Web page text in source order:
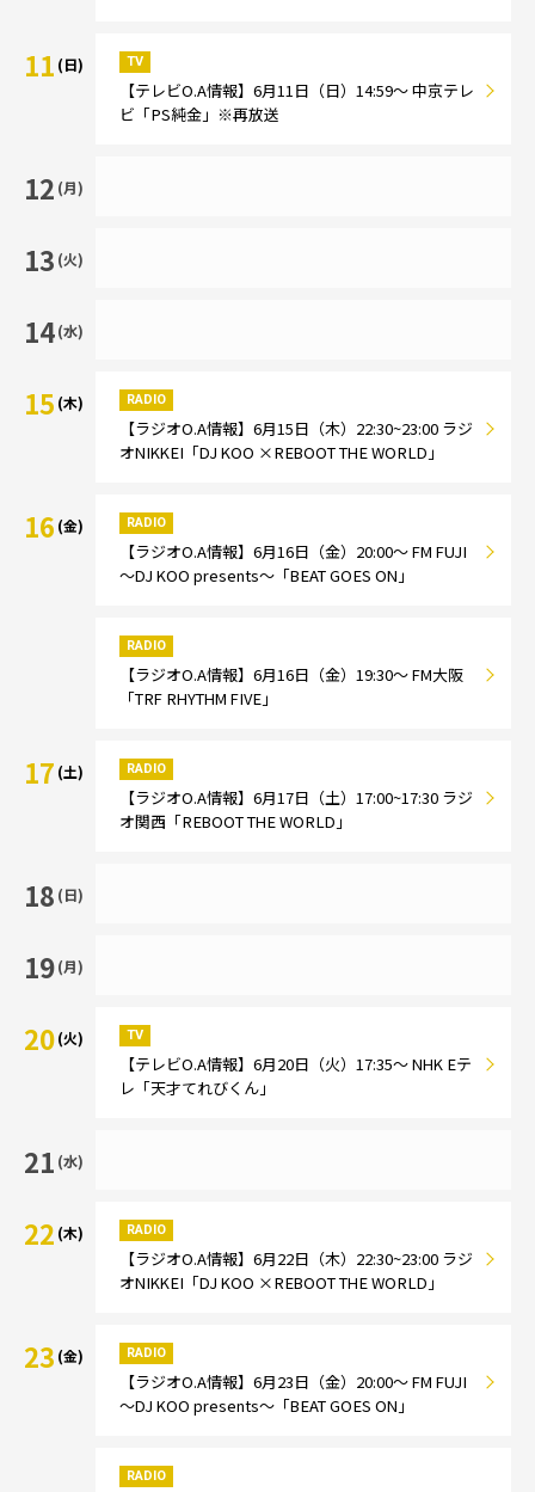
11 (日) TV
【テレビO.A情報】6月11日（日）14:59～ 中京テレ
ビ「PS純金」※再放送
12 (月)
13 (火)
14(水)
15 (木) RADIO
【ラジオO.A情報】6月15日（木）22:30~23:00 ラジ
オNIKKEI「DJ KOO ×REBOOT THE WORLD」
16 (金) RADIO
【ラジオO.A情報】6月16日（金）20:00～ FM FUJI
～DJ KOO presents～「BEAT GOES ON」
RADIO
【ラジオO.A情報】6月16日（金）19:30～ FM大阪
「TRF RHYTHM FIVE」
17 (土) RADIO
【ラジオO.A情報】6月17日（土）17:00~17:30 ラジ
オ関西「REBOOT THE WORLD」
18 (日)
19(月)
20(火) TV
【テレビO.A情報】6月20日（火）17:35～ NHK Eテ
レ「天才てれびくん」
21 (水)
22 (木) RADIO
【ラジオO.A情報】6月22日（木）22:30~23:00 ラジ
オNIKKEI「DJ KOO ×REBOOT THE WORLD」
23 (金) RADIO
【ラジオO.A情報】6月23日（金）20:00～ FM FUJI
～DJ KOO presents～「BEAT GOES ON」
RADIO